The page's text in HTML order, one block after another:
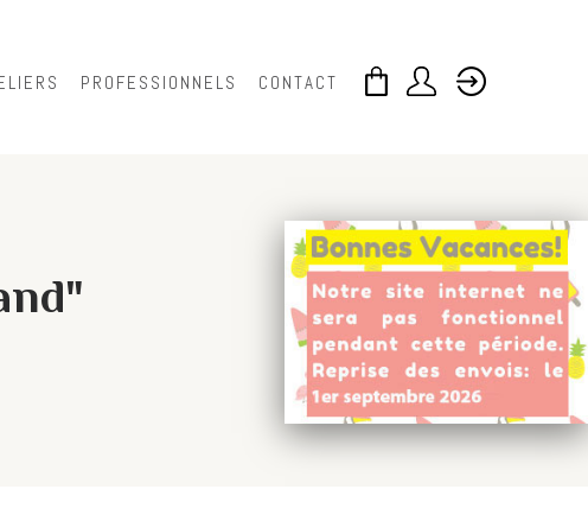
PROFESSIONNELS CONTACT